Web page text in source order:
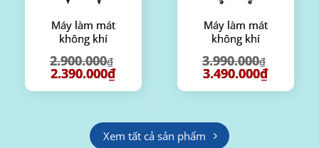
Máy làm mát
không khí
SHD7744
2.900.000₫
Giá
gốc
là:
2.390.000₫Giá
tại
2.390.000₫.
Máy làm mát
không khí
SHD7777 (70 lít –
200W)
3.990.000₫
Giá
gốc
là:
3.490.000₫Giá
tại
Xem tất cả sản phẩm